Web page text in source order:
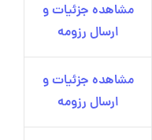
مشاهده جزئیات و
ارسال رزومه
مشاهده جزئیات و
ارسال رزومه